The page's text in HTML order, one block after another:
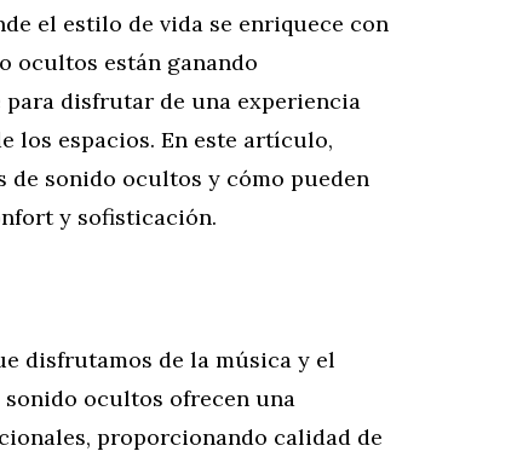
el estilo de vida se enriquece con
ocultos están ganando
disfrutar de una experiencia
los espacios. En este artículo,
de sonido ocultos y cómo pueden
y sofisticación.
disfrutamos de la música y el
sonido ocultos ofrecen una
proporcionando calidad de